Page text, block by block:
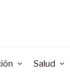
Salud